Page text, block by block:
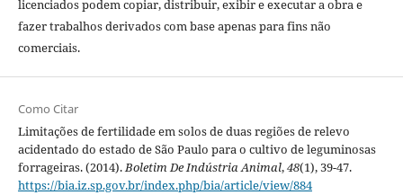
licenciados podem copiar, distribuir, exibir e executar a obra e
fazer trabalhos derivados com base apenas para fins não
comerciais.
Como Citar
Limitações de fertilidade em solos de duas regiões de relevo
acidentado do estado de São Paulo para o cultivo de leguminosas
forrageiras. (2014).Boletim De Indústria Animal,48(1), 39-47.
https://bia.iz.sp.gov.br/index.php/bia/article/view/884